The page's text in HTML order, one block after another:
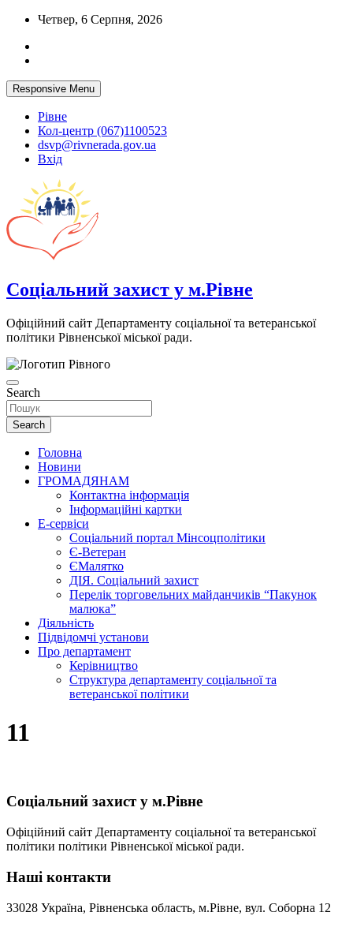
Skip
content
Четвер, 6 Серпня, 2026
Responsive Menu
Рівне
Кол-центр (067)1100523
dsvp@rivnerada.gov.ua
Вхід
Соціальний захист у м.Рівне
Офіційний сайт Департаменту соціальної та ветеранської
політики Рівненської міської ради.
Search
Search
Головна
Новини
ГРОМАДЯНАМ
Контактна інформація
Інформаційні картки
Е-сервіси
Соціальний портал Мінсоцполітики
Є-Ветеран
ЄМалятко
ДІЯ. Соціальний захист
Перелік торговельних майданчиків “Пакунок
малюка”
Діяльність
Підвідомчі установи
Про департамент
Керівництво
Структура департаменту соціальної та
ветеранської політики
11
Соціальний захист у м.Рівне
Офіційний сайт Департаменту соціальної та ветеранської
політики політики Рівненської міської ради.
Наші контакти
33028 Україна, Рівненська область, м.Рівне, вул. Соборна 12